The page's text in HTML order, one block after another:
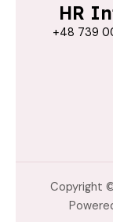
HR
+48 739
Copyright